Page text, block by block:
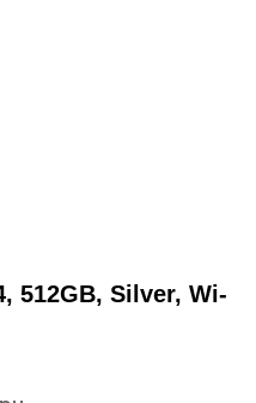
512GB, Silver, Wi-